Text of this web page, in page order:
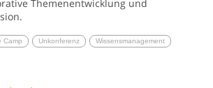
Themenentwicklung und
Camp Unkonferenz Wissensmanagement